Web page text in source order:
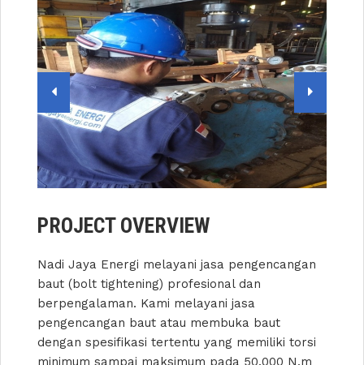
PROJECT OVERVIEW
Nadi Jaya Energi melayani jasa pengencangan
baut (bolt tightening) profesional dan
berpengalaman. Kami melayani jasa
pengencangan baut atau membuka baut
dengan spesifikasi tertentu yang memiliki torsi
minimum sampai maksimum pada 50.000 N.m